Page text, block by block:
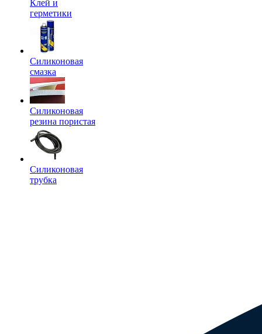
Клей и
герметики
Силиконовая
смазка
Силиконовая
резина пористая
Силиконовая
трубка